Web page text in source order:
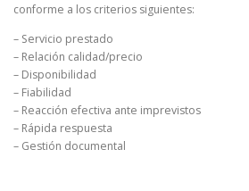
conforme a los criterios siguientes:
– Servicio prestado
– Relación calidad/precio
– Disponibilidad
– Fiabilidad
– Reacción efectiva ante imprevistos
– Rápida respuesta
– Gestión documental